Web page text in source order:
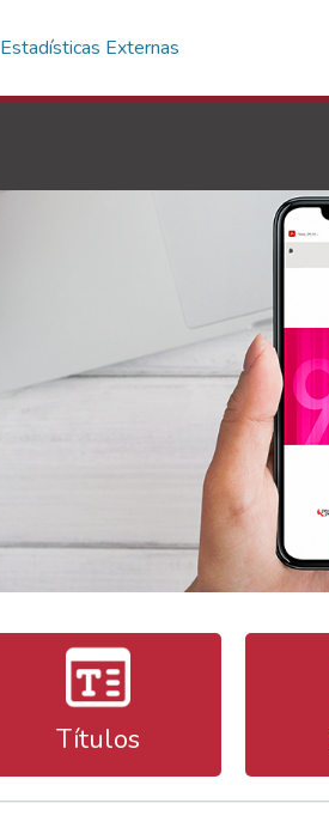
Estadísticas Externas
Títulos